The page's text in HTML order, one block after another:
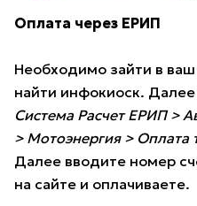
Оплата через ЕРИП
Необходимо зайти в
найти инфокиоск.
Система Расчет ЕРИП >
> Мотоэнергия > Оплата
Далее вводите номер
на сайте и оплачиваете.